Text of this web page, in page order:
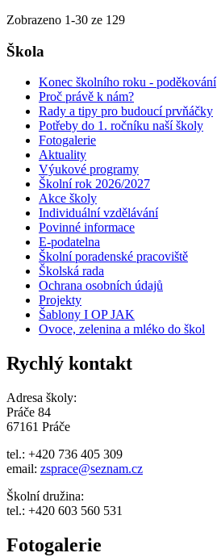
Zobrazeno 1-30 ze 129
Škola
Konec školního roku - poděkování
Proč právě k nám?
Rady a tipy pro budoucí prvňáčky
Potřeby do 1. ročníku naší školy
Fotogalerie
Aktuality
Výukové programy
Školní rok 2026/2027
Akce školy
Individuální vzdělávání
Povinné informace
E-podatelna
Školní poradenské pracoviště
Školská rada
Ochrana osobních údajů
Projekty
Šablony I OP JAK
Ovoce, zelenina a mléko do škol
Rychlý kontakt
Adresa školy:
Práče 84
67161 Práče
tel.: +420 736 405 309
email: zsprace@seznam.cz
Školní družina:
tel.: +420 603 560 531
Fotogalerie